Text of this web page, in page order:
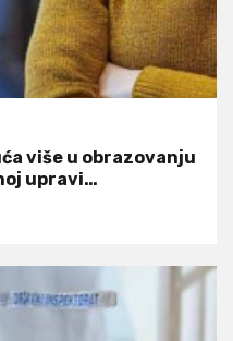
više u obrazovanju
upravi…